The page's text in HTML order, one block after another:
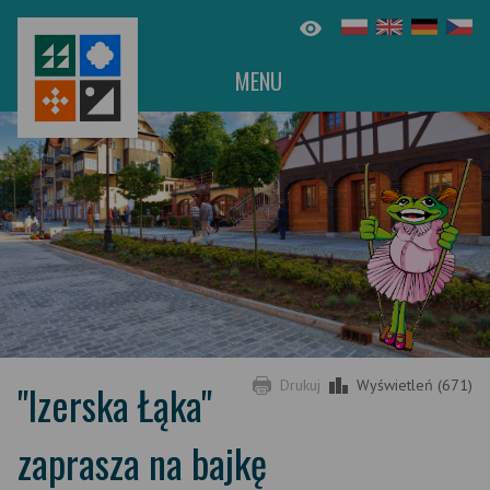
MENU
Drukuj Wyświetleń (671)
"Izerska Łąka"
zaprasza na bajkę